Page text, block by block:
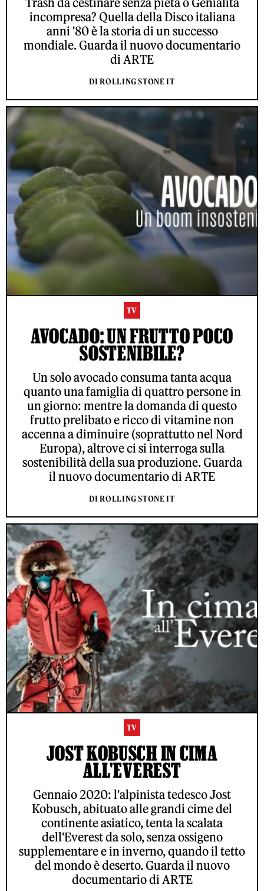
incompresa? Quella della Disco italiana
anni '80 è la storia di un successo
mondiale. Guarda il nuovo documentario
di ARTE
DI ROLLING STONE IT
TV
AVOCADO: UN FRUTTO POCO
SOSTENIBILE?
Un solo avocado consuma tanta acqua
quanto una famiglia di quattro persone in
un giorno: mentre la domanda di questo
frutto prelibato e ricco di vitamine non
accenna a diminuire (soprattutto nel Nord
Europa), altrove ci si interroga sulla
sostenibilità della sua produzione. Guarda
il nuovo documentario di ARTE
DI ROLLING STONE IT
TV
JOST KOBUSCH IN CIMA
ALL'EVEREST
Gennaio 2020: l'alpinista tedesco Jost
Kobusch, abituato alle grandi cime del
continente asiatico, tenta la scalata
dell'Everest da solo, senza ossigeno
supplementare e in inverno, quando il tetto
del mondo è deserto. Guarda il nuovo
documentario di ARTE